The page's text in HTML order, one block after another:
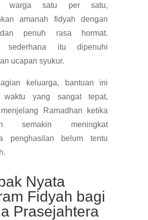
warga satu per satu,
amanah fidyah dengan
penuh rasa hormat.
sederhana itu dipenuhi
ucapan syukur.
keluarga, bantuan ini
yang sangat tepat,
Ramadhan ketika
semakin meningkat
penghasilan belum tentu
Nyata
Fidyah bagi
Prasejahtera